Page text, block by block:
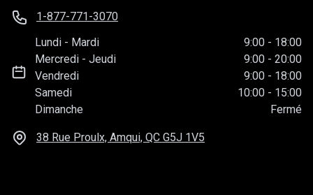
1-877-771-3070
Lundi - Mardi 9:00 - 18:00
Mercredi -Jeudi 9:00 - 20:00
Vendredi
9:00 - 18:00
Samedi
10:00 - 15:00
Dimanche
Fermé
38 Rue Proulx, Amqui, QC G5J 1V5